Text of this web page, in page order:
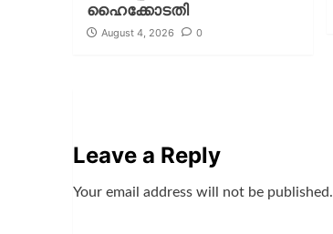
ഹൈക്കോടതി
August 4, 2026 0
Leave a Reply
Your email address will not be published.